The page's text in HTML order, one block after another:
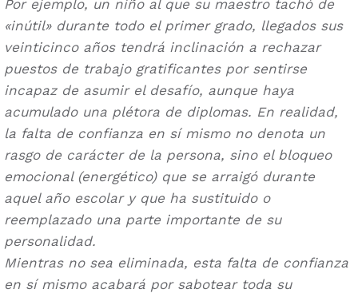
Por ejemplo, un niño al que su maestro tachó de
«inútil» durante todo el primer grado, llegados sus
veinticinco años tendrá inclinación a rechazar
puestos de trabajo gratificantes por sentirse
incapaz de asumir el desafío, aunque haya
acumulado una plétora de diplomas. En realidad,
la falta de confianza en sí mismo no denota un
rasgo de carácter de la persona, sino el bloqueo
emocional (energético) que se arraigó durante
aquel año escolar y que ha sustituido o
reemplazado una parte importante de su
personalidad.
Mientras no sea eliminada, esta falta de confianza
en sí mismo acabará por sabotear toda su